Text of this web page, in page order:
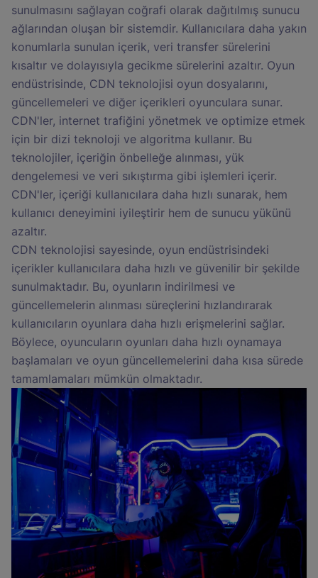
sunulmasını sağlayan coğrafi olarak dağıtılmış sunucu
ağlarından oluşan bir sistemdir. Kullanıcılara daha yakın
konumlarla sunulan içerik, veri transfer sürelerini
kısaltır ve dolayısıyla gecikme sürelerini azaltır. Oyun
endüstrisinde, CDN teknolojisi oyun dosyalarını,
güncellemeleri ve diğer içerikleri oyunculara sunar.
CDN'ler, internet trafiğini yönetmek ve optimize etmek
için bir dizi teknoloji ve algoritma kullanır. Bu
teknolojiler, içeriğin önbelleğe alınması, yük
dengelemesi ve veri sıkıştırma gibi işlemleri içerir.
CDN'ler, içeriği kullanıcılara daha hızlı sunarak, hem
kullanıcı deneyimini iyileştirir hem de sunucu yükünü
azaltır.
CDN teknolojisi sayesinde, oyun endüstrisindeki
içerikler kullanıcılara daha hızlı ve güvenilir bir şekilde
sunulmaktadır. Bu, oyunların indirilmesi ve
güncellemelerin alınması süreçlerini hızlandırarak
kullanıcıların oyunlara daha hızlı erişmelerini sağlar.
Böylece, oyuncuların oyunları daha hızlı oynamaya
başlamaları ve oyun güncellemelerini daha kısa sürede
tamamlamaları mümkün olmaktadır.